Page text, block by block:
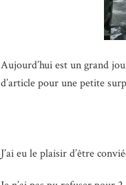
Aujourd’hui est un grand
d’article pour une petite
J’ai eu le plaisir d’être